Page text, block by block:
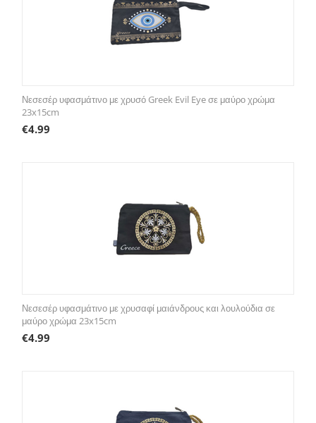
Νεσεσέρ υφασμάτινο με χρυσό Greek Evil Eye σε μαύρο χρώμα
23x15cm
€4.99
Νεσεσέρ υφασμάτινο με χρυσαφί μαιάνδρους και λουλούδια σε
μαύρο χρώμα 23x15cm
€4.99